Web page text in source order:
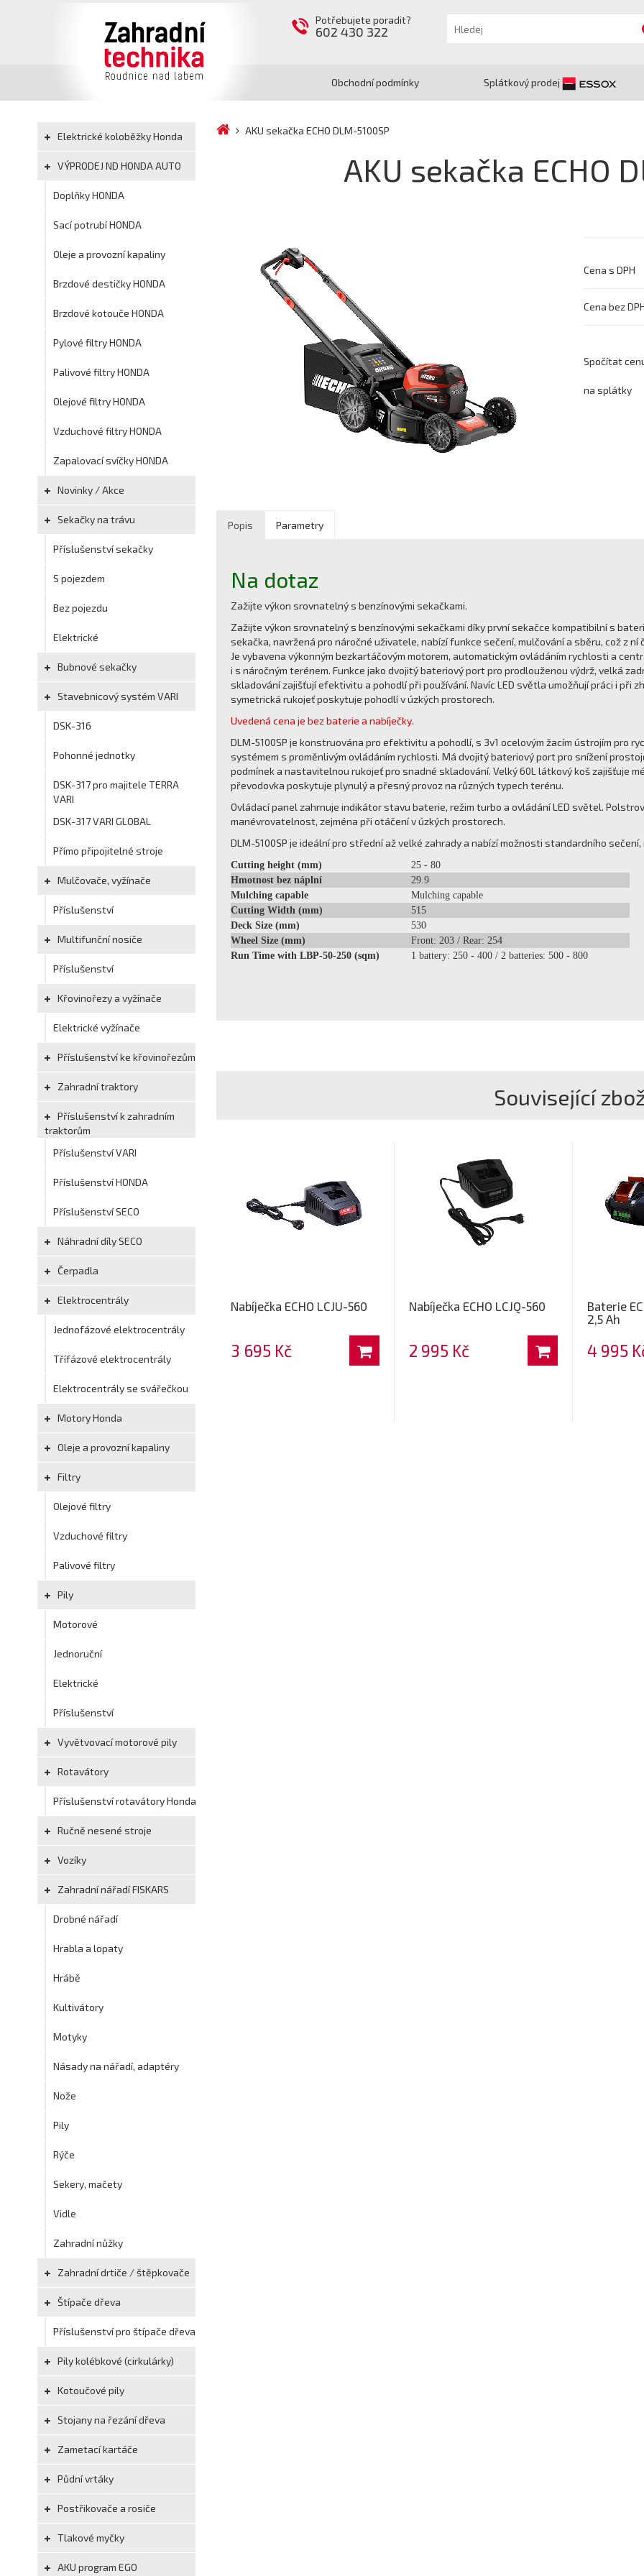
Potřebujete poradit?
602 430 322
Obchodní podmínky Splátkový prodej
Elektrické koloběžky Honda
VÝPRODEJ ND HONDA AUTO
Doplňky HONDA
Sací potrubí HONDA
Oleje a provozní kapaliny
Brzdové destičky HONDA
Brzdové kotouče HONDA
Pylové filtry HONDA
Palivové filtry HONDA
Olejové filtry HONDA
Vzduchové filtry HONDA
Zapalovací svíčky HONDA
Novinky / Akce
Sekačky na trávu
Příslušenství sekačky
S pojezdem
Bez pojezdu
Elektrické
Bubnové sekačky
Stavebnicový systém VARI
DSK-316
Pohonné jednotky
DSK-317 pro majitele TERRA
VARI
DSK-317 VARI GLOBAL
Přímo připojitelné stroje
Mulčovače, vyžínače
Příslušenství
Multifunční nosiče
Příslušenství
Křovinořezy a vyžínače
Elektrické vyžínače
Příslušenství ke křovinořezům
Zahradní traktory
Příslušenství k zahradním
traktorům
Příslušenství VARI
Příslušenství HONDA
Příslušenství SECO
Náhradní díly SECO
Čerpadla
Elektrocentrály
Jednofázové elektrocentrály
Třífázové elektrocentrály
Elektrocentrály se svářečkou
Motory Honda
Oleje a provozní kapaliny
Filtry
Olejové filtry
Vzduchové filtry
Palivové filtry
Pily
Motorové
Jednoruční
Elektrické
Příslušenství
Vyvětvovací motorové pily
Rotavátory
Příslušenství rotavátory Honda
Ručně nesené stroje
Vozíky
Zahradní nářadí FISKARS
Drobné nářadí
Hrabla a lopaty
Hrábě
Kultivátory
Motyky
Násady na nářadí, adaptéry
Nože
Pily
Rýče
Sekery, mačety
Vidle
Zahradní nůžky
Zahradní drtiče / štěpkovače
Štípače dřeva
Příslušenství pro štípače dřeva
Pily kolébkové (cirkulárky)
Kotoučové pily
Stojany na řezání dřeva
Zametací kartáče
Půdní vrtáky
Postřikovače a rosiče
Tlakové myčky
AKU program EGO
AKU sekačka ECHO DLM-5100SP
AKU sekačka ECHO
Cena s DPH
Cena bez
Spočítat
na splátky
Popis Parametry
Na dotaz
Zažijte výkon srovnatelný s benzínovými sekačkami.
Zažijte výkon srovnatelný s benzínovými sekačkami díky první sekačce kompatibilní s
sekačka, navržená pro náročné uživatele, nabízí funkce sečení, mulčování a sběru, což z
Je vybavena výkonným bezkartáčovým motorem, automatickým ovládáním rychlosti a
i s náročným terénem. Funkce jako dvojitý bateriový port pro prodlouženou výdrž, velká
skladování zajišťují efektivitu a pohodlí při používání. Navíc LED světla umožňují práci i při
symetrická rukojeť poskytuje pohodlí v úzkých prostorech.
Uvedená cena je bez baterie a nabíječky.
DLM-5100SP je konstruována pro efektivitu a pohodlí, s 3v1 ocelovým žacím ústrojím pro
systémem s proměnlivým ovládáním rychlosti. Má dvojitý bateriový port pro snížení
podmínek a nastavitelnou rukojeť pro snadné skladování. Velký 60L látkový koš zajišťuje
převodovka poskytuje plynulý a přesný provoz na různých typech terénu.
Ovládací panel zahrnuje indikátor stavu baterie, režim turbo a ovládání LED světel.
manévrovatelnost, zejména při otáčení v úzkých prostorech.
DLM-5100SP je ideální pro střední až velké zahrady a nabízí možnosti standardního
Cutting height (mm)
25 - 80
Hmotnost bez náplní
29.9
Mulching capable
Mulching capable
Cutting Width (mm)
515
Deck Size (mm)
530
Wheel Size (mm)
Front: 203 / Rear: 254
Run Time with LBP-50-250 (sqm)
1 battery: 250 - 400 / 2 batteries: 500 - 800
Související
Nabíječka ECHO LCJU-560
3 695 Kč
Nabíječka ECHO LCJQ-560
2 995 Kč
Baterie
2,5 Ah
4 995